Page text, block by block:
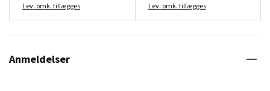
Lev. omk. tillægges Lev. omk. tillægges
Anmeldelser